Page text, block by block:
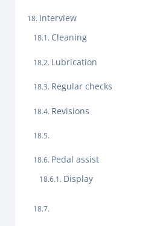
Interview
Cleaning
Lubrication
Regular checks
Revisions
Pedal assist
Display